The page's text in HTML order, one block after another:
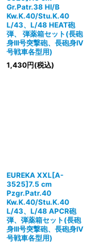
Gr.Patr.38 Hl/B
Kw.K.40/Stu.K.40
L/43、L/48 HEAT砲
弾、 弾薬箱セット(長砲
身III号突撃砲、長砲身IV
号戦車各型用)
1,430円(税込)
EUREKA XXL[A-
3525]7.5 cm
Pzgr.Patr.40
Kw.K.40/Stu.K.40
L/43、L/48 APCR砲
弾、弾薬箱セット(長砲
身III号突撃砲、長砲身IV
号戦車各型用)